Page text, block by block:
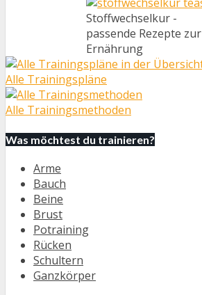
Stoffwechselkur -
passende Rezepte zur
Ernährung
Alle Trainingspläne
Alle Trainingsmethoden
Was möchtest du trainieren?
Arme
Bauch
Beine
Brust
Potraining
Rücken
Schultern
Ganzkörper